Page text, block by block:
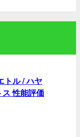
トル / ハヤ
性能評価